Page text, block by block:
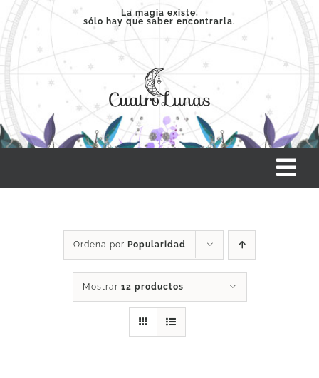
Saltar
contenido
La magia existe,
sólo hay que saber encontrarla.
SERVICIOS
Ordena por Popularidad
Mostrar 12 productos